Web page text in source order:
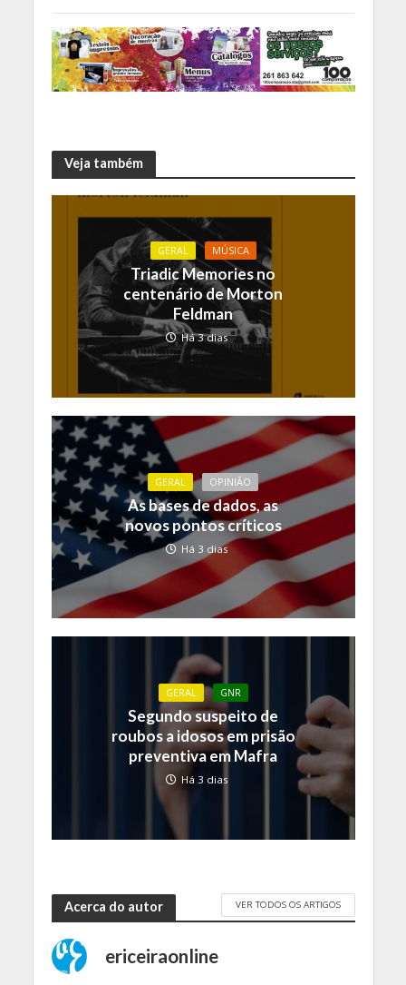
Veja também
GERAL MÚSICA
Triadic Memories no
centenário de Morton
Feldman
Há 3 dias
GERAL OPINIÃO
As bases de dados, as
novos pontos críticos
Há 3 dias
GERAL GNR
Segundo suspeito de
roubos a idosos em prisão
preventiva em Mafra
Há 3 dias
Acerca do autor VER TODOS OS ARTIGOS
ericeiraonline